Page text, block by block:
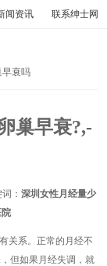
闻资讯 联系绅士网
早衰吗
巢早衰?,-
： 深圳女性月经量少
关系。正常的月经不
但如果月经失调，就